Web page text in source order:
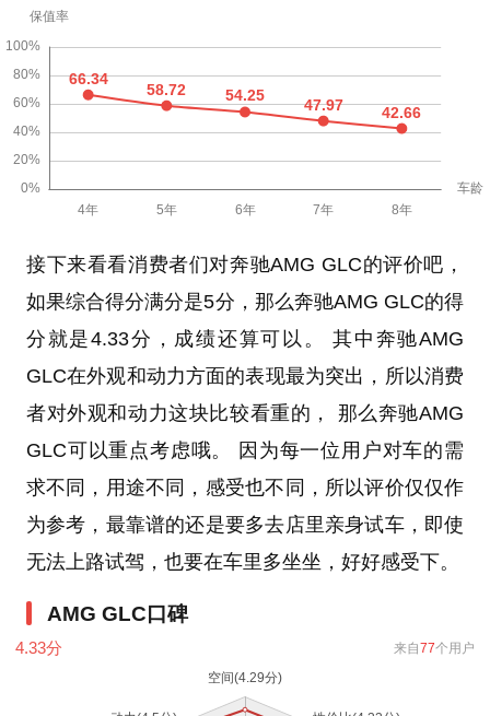
接下来看看消费者们对奔驰AMG GLC的评价吧，
如果综合得分满分是5分，那么奔驰AMG GLC的得
分就是4.33分，成绩还算可以。 其中奔驰AMG
GLC在外观和动力方面的表现最为突出，所以消费
者对外观和动力这块比较看重的， 那么奔驰AMG
GLC可以重点考虑哦。 因为每一位用户对车的需
求不同，用途不同，感受也不同，所以评价仅仅作
为参考，最靠谱的还是要多去店里亲身试车，即使
无法上路试驾，也要在车里多坐坐，好好感受下。
AMG GLC口碑
4.33分 来自77个用户